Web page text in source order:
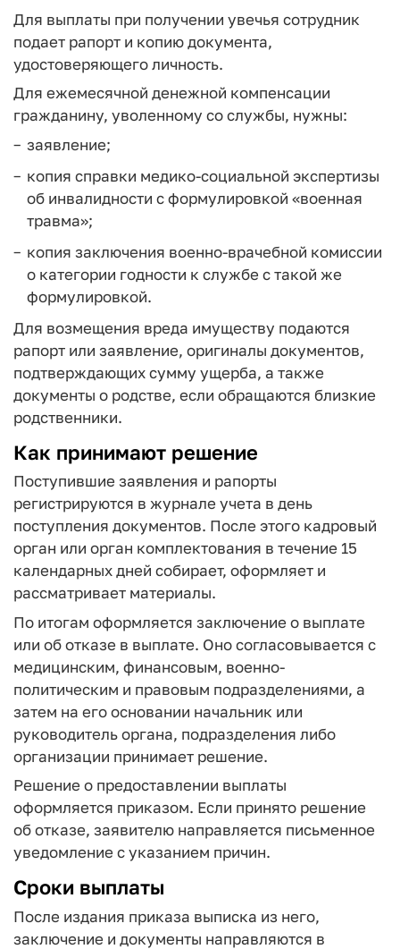
Для выплаты при получении увечья сотрудник
подает рапорт и копию документа,
удостоверяющего личность.
Для ежемесячной денежной компенсации
гражданину, уволенному со службы, нужны:
заявление;
копия справки медико-социальной экспертизы
об инвалидности с формулировкой «военная
травма»;
копия заключения военно-врачебной комиссии
о категории годности к службе с такой же
формулировкой.
Для возмещения вреда имуществу подаются
рапорт или заявление, оригиналы документов,
подтверждающих сумму ущерба, а также
документы о родстве, если обращаются близкие
родственники.
Как принимают решение
Поступившие заявления и рапорты
регистрируются в журнале учета в день
поступления документов. После этого кадровый
орган или орган комплектования в течение 15
календарных дней собирает, оформляет и
рассматривает материалы.
По итогам оформляется заключение о выплате
или об отказе в выплате. Оно согласовывается с
медицинским, финансовым, военно-
политическим и правовым подразделениями, а
затем на его основании начальник или
руководитель органа, подразделения либо
организации принимает решение.
Решение о предоставлении выплаты
оформляется приказом. Если принято решение
об отказе, заявителю направляется письменное
уведомление с указанием причин.
Сроки выплаты
После издания приказа выписка из него,
заключение и документы направляются в